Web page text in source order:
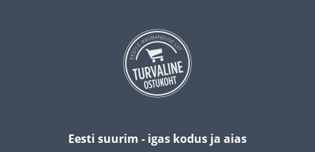
Eesti suurim - igas kodus ja aias